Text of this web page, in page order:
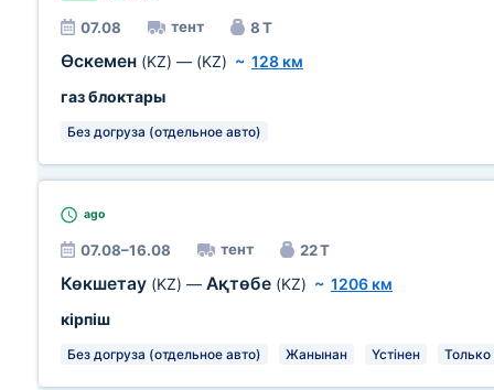
07.08 тент 8 Т
Өскемен (KZ) — (KZ) ~ 128 км
газ блоктары
Без догруза (отдельное авто)
ago
07.08–16.08 тент 22 Т
Көкшетау (KZ) — Ақтөбе (KZ) ~ 1206 км
кірпіш
Без догруза (отдельное авто) Жанынан Үстінен Только